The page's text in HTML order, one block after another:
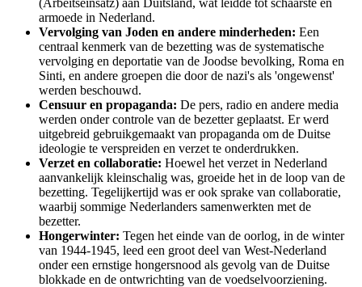
armoede in Nederland.
Vervolging van Joden en andere minderheden: Een
centraal kenmerk van de bezetting was de systematische
vervolging en deportatie van de Joodse bevolking, Roma en
Sinti, en andere groepen die door de nazi's als 'ongewenst'
werden beschouwd.
Censuur en propaganda: De pers, radio en andere media
werden onder controle van de bezetter geplaatst. Er werd
uitgebreid gebruikgemaakt van propaganda om de Duitse
ideologie te verspreiden en verzet te onderdrukken.
Verzet en collaboratie: Hoewel het verzet in Nederland
aanvankelijk kleinschalig was, groeide het in de loop van de
bezetting. Tegelijkertijd was er ook sprake van collaboratie,
waarbij sommige Nederlanders samenwerkten met de
bezetter.
Hongerwinter: Tegen het einde van de oorlog, in de winter
van 1944-1945, leed een groot deel van West-Nederland
onder een ernstige hongersnood als gevolg van de Duitse
blokkade en de ontwrichting van de voedselvoorziening.